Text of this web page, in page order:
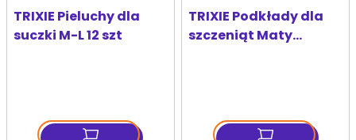
TRIXIE Pieluchy dla
suczki M-L 12 szt
TRIXIE Podkłady dla
szczeniąt Maty